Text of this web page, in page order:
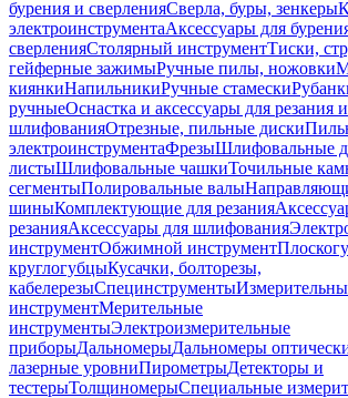
бурения и сверленияСверла, буры, зенкеры
электроинструментаАксессуары для
сверленияСтолярный инструментТиски,
гейферные зажимыРучные пилы, ножовки
киянкиНапильникиРучные стамески
ручныеОснастка и аксессуары для резания и
шлифованияОтрезные, пильные диски
электроинструментаФрезыШлифовальные
листыШлифовальные чашкиТочильные
сегментыПолировальные валы
шиныКомплектующие для резания
резанияАксессуары для шлифования
инструментОбжимной инструмент
круглогубцыКусачки, болторезы,
кабелерезыСпецинструменты
инструментМерительные
инструментыЭлектроизмерительные
приборыДальномерыДальномеры
лазерные уровниПирометрыДетекторы и
тестерыТолщиномерыСпециальные